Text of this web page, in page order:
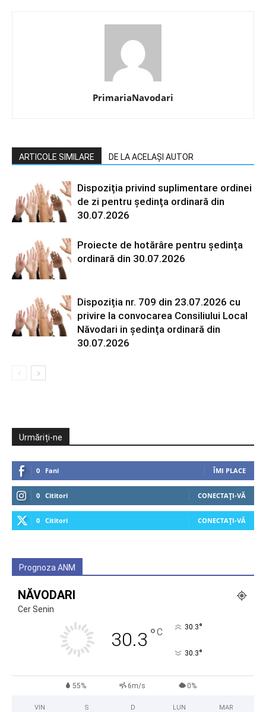
PrimariaNavodari
ARTICOLE SIMILARE DE LA ACELAȘI AUTOR
Dispoziția privind suplimentare ordinei
de zi pentru ședința ordinară din
30.07.2026
Proiecte de hotărâre pentru ședința
ordinară din 30.07.2026
Dispoziția nr. 709 din 23.07.2026 cu
privire la convocarea Consiliului Local
Năvodari in ședința ordinară din
30.07.2026
Urmăriți-ne
0 Fani ÎMI PLACE
0 Cititori CONECTAȚI-VĂ
0 Cititori CONECTAȚI-VĂ
Prognoza ANM
NĂVODARI
Cer Senin
30.3 °C 30.3°
30.3°
55% 6m/s 0%
VIN S D LUN MAR